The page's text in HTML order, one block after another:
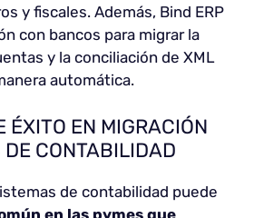
y fiscales. Además, Bind ERP
con bancos para migrar la
y la conciliación de XML
automática.
ÉXITO EN MIGRACIÓN
CONTABILIDAD
de contabilidad puede
en las pymes que